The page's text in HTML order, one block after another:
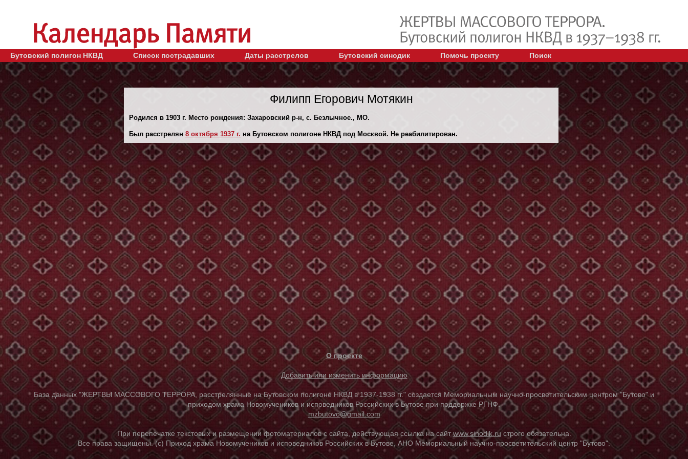
Бутовский полигон НКВД Список пострадавших Даты расстрелов Бутовский синодик Помочь проекту Поиск
Филипп Егорович Мотякин
Родился в 1903 г. Место рождения: Захаровский р-н, с. Безлычное., МО.
Был расстрелян 8 октября 1937 г. на Бутовском полигоне НКВД под Москвой. Не реабилитирован.
О проекте
Добавить или изменить информацию
База данных "ЖЕРТВЫ МАССОВОГО ТЕРРОРА, расстрелянные на Бутовском полигоне НКВД в 1937-1938 гг." создается Мемориальным научно-просветительским центром "Бутово" и
приходом храма Новомучеников и исповедников Российских в Бутове при поддержке РГНФ.
mzbutovo@gmail.com
При перепечатке текстовых и размещении фотоматериалов с сайта, действующая ссылка на сайтwww.sinodik.ru строго обязательна.
Все права защищены. (с) Приход храма Новомучеников и исповедников Российских в Бутове, АНО Мемориальный научно-просветительский центр "Бутово".